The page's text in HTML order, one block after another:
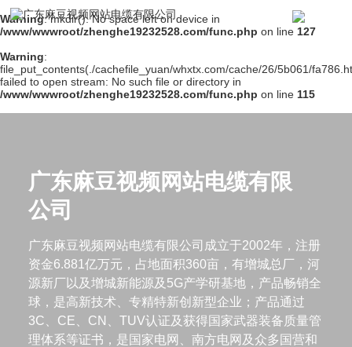
Warning: mkdir(): No space left on device in
/www/wwwroot/zhenghe19232528.com/func.php on line 127
Warning:
file_put_contents(./cachefile_yuan/whxtx.com/cache/26/5b061/
failed to open stream: No such file or directory in
/www/wwwroot/zhenghe19232528.com/func.php on line 115
广东麻豆视频网站电缆有限
公司
广东麻豆视频网站电缆有限公司成立于2002年，注册
资金6.881亿万元，占地面积360亩，有增城总厂，河
源新厂以及增城新能源及5G产学研基地，产品畅销全
球，是高新技术、专精特新创新型企业；产品通过
3C、CE、CN、TUV认证及获得国家武器装备质量管
理体系等证书，是国家电网、南方电网及众多国营和